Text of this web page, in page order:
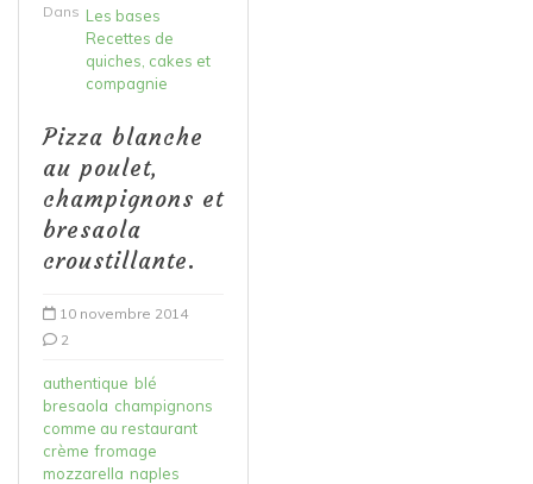
Dans Les bases
Recettes de
quiches, cakes et
compagnie
Pizza blanche
au poulet,
champignons et
bresaola
croustillante.
10 novembre 2014
2
authentique blé
bresaola champignons
comme au restaurant
crème fromage
mozzarella naples